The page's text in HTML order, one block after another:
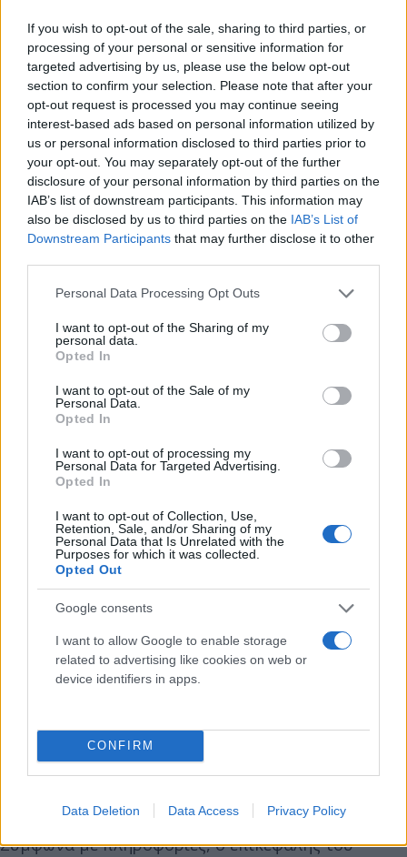
If you wish to opt-out of the sale, sharing to third parties, or
processing of your personal or sensitive information for
targeted advertising by us, please use the below opt-out
section to confirm your selection. Please note that after your
opt-out request is processed you may continue seeing
interest-based ads based on personal information utilized by
us or personal information disclosed to third parties prior to
your opt-out. You may separately opt-out of the further
disclosure of your personal information by third parties on the
IAB’s list of downstream participants. This information may
also be disclosed by us to third parties on the IAB’s List of
Downstream Participants that may further disclose it to other
Please note that this website/app uses one or more Google
not limited to your visit or usage behaviour. You may click to
grant or deny consent to Google and its third-party tags to
use your data for below specified purposes in below Google
consent section.
Personal Data Processing Opt Outs
I want to opt-out of the Sharing of my
personal data.
Opted In
I want to opt-out of the Sale of my
Personal Data.
Opted In
I want to opt-out of processing my
Personal Data for Targeted Advertising.
Opted In
I want to opt-out of Collection, Use,
Retention, Sale, and/or Sharing of my
Personal Data that Is Unrelated with the
Purposes for which it was collected.
Opted Out
Google consents
I want to allow Google to enable storage
related to advertising like cookies on web or
device identifiers in apps.
CONFIRM
Data Deletion Data Access Privacy Policy
να έρθει 5 λεπτά νωρίτερα
Τι θα πει ο Στέφανος Κασσελάκης
Ο Στέφανος Κασσελάκης επιστρέφει στην Αθήνα
έχοντας αφήσει θετικό αποτύπωμα στην πρώτη
του επίσκεψη στην Κυπριακή δημοκρατία,
βάζοντας σε πρώτο πλάνο μια καθαρή ατζέντα για
κυπριακό και ελληνοτουρκικές σχέσεις.
Σύμφωνα με πληροφορίες, ο επικεφαλής του